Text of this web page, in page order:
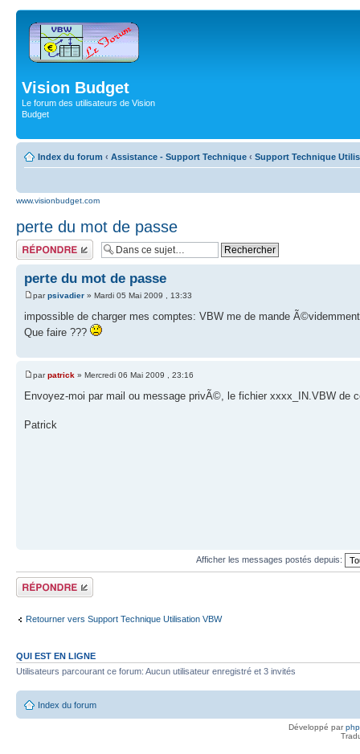
Vision Budget
Le forum des utilisateurs de Vision
Budget
Index du forum ‹ Assistance - Support Technique ‹ Support Technique
www.visionbudget.com
perte du mot de passe
Répondre
perte du mot de passe
parpsivadier » Mardi 05 Mai 2009 , 13:33
impossible de charger mes comptes: VBW me de mande
Que faire ???
parpatrick » Mercredi 06 Mai 2009 , 23:16
Envoyez-moi par mail ou message privÃ©, le fichier xxxx_IN.VBW de
Patrick
Afficher les messages postés depuis:
Répondre
Retourner vers Support Technique Utilisation VBW
QUI EST EN LIGNE
Utilisateurs parcourant ce forum: Aucun utilisateur enregistré et 3 invités
Index du forum
Développé par